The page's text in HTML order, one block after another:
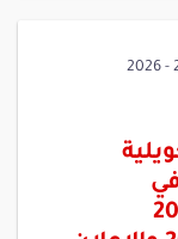
يوم الثلاثاء 28 جويلية
في
49